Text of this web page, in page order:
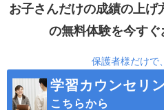
お子さんだけの成績の上げ
の無料体験を今すぐ
保護者様だけで
学習カウンセリ
こちらから